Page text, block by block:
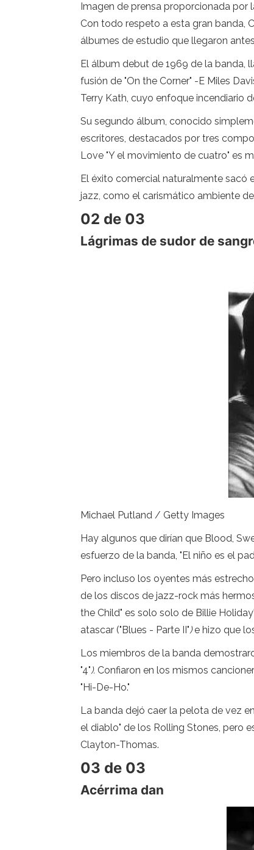
Imagen de prensa proporcionada por
Con todo respeto a esta gran banda,
álbumes de estudio que llegaron
El álbum debut de 1969 de la banda,
fusión de "On the Corner" -E Miles
Terry Kath, cuyo enfoque incendiario
Su segundo álbum, conocido
escritores, destacados por tres
Love "Y el movimiento de cuatro" es
El éxito comercial naturalmente sacó
jazz, como el carismático ambiente
02 de 03
Lágrimas de sudor de
Michael Putland / Getty Images
Hay algunos que dirían que Blood,
esfuerzo de la banda, "El niño es el
Pero incluso los oyentes más
de los discos de jazz-rock más
the Child" es solo solo de Billie
atascar ("Blues - Parte II")e hizo que
Los miembros de la banda
"4"). Confiaron en los mismos
"Hi-De-Ho."
La banda dejó caer la pelota de vez
el diablo" de los Rolling Stones, pero
Clayton-Thomas.
03 de 03
Acérrima dan